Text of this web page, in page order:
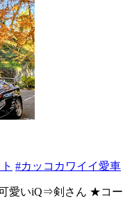
#カッコカワイイ愛車
愛いiQ⇒剣さん ★コー